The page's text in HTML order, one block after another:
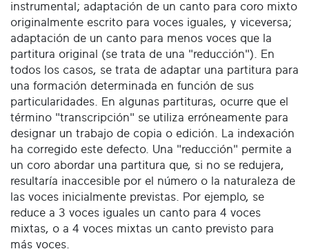
instrumental; adaptación de un canto para coro mixto
originalmente escrito para voces iguales, y viceversa;
adaptación de un canto para menos voces que la
partitura original (se trata de una "reducción"). En
todos los casos, se trata de adaptar una partitura para
una formación determinada en función de sus
particularidades. En algunas partituras, ocurre que el
término "transcripción" se utiliza erróneamente para
designar un trabajo de copia o edición. La indexación
ha corregido este defecto. Una "reducción" permite a
un coro abordar una partitura que, si no se redujera,
resultaría inaccesible por el número o la naturaleza de
las voces inicialmente previstas. Por ejemplo, se
reduce a 3 voces iguales un canto para 4 voces
mixtas, o a 4 voces mixtas un canto previsto para
más voces.